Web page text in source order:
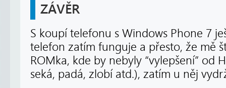
ZÁVĚR
S koupí telefonu s Windows Phone 7
telefon zatím funguje a přesto, že mě
ROMka, kde by nebyly “vylepšení” od
seká, padá, zlobí atd.), zatím u něj